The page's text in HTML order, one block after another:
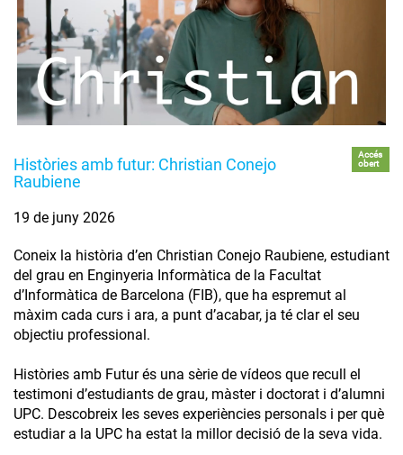
Històries amb futur: Christian Conejo
Raubiene
Accés
obert
19 de juny 2026
Coneix la història d’en Christian Conejo Raubiene, estudiant
del grau en Enginyeria Informàtica de la Facultat
d’Informàtica de Barcelona (FIB), que ha espremut al
màxim cada curs i ara, a punt d’acabar, ja té clar el seu
objectiu professional.
Històries amb Futur és una sèrie de vídeos que recull el
testimoni d’estudiants de grau, màster i doctorat i d’alumni
UPC. Descobreix les seves experiències personals i per què
estudiar a la UPC ha estat la millor decisió de la seva vida.